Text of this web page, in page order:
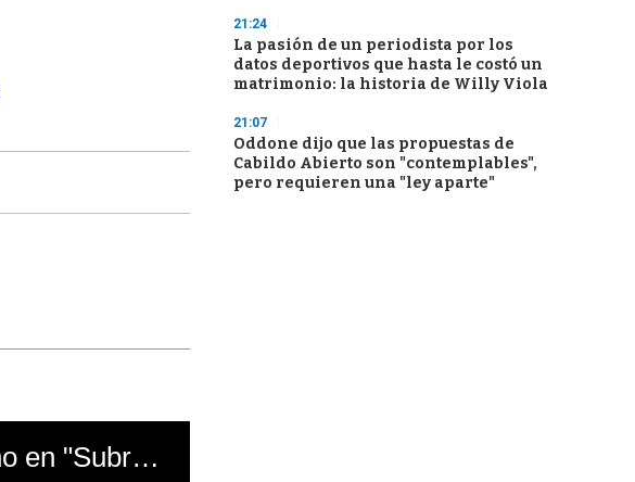
El mal momento de Yanina Gasañol con un hincha argentino en "Subrayado"
21:24
La pasión de un periodista por los
datos deportivos que hasta le costó un
matrimonio: la historia de Willy Viola
21:07
Oddone dijo que las propuestas de
Cabildo Abierto son "contemplables",
pero requieren una "ley aparte"